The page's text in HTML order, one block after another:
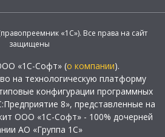
«1С»). Все права на сайт
защищены
«1С-Софт» (о компании).
на технологическую платформу
конфигурации программных
8», представленные на
ООО «1С-Софт» - 100% дочерней
АО «Группа 1С»